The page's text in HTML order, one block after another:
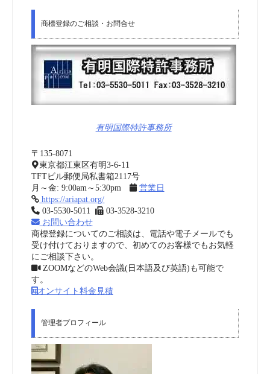
商標登録のご相談・お問合せ
有明国際特許事務所
〒135-8071
東京都江東区有明3-6-11
TFTビル郵便局私書箱2117号
月～金: 9:00am～5:30pm
営業日
https://ariapat.org/
03-5530-5011
03-3528-3210
お問い合わせ
商標登録についてのご相談は、電話や電子メールでも
受け付けておりますので、初めてのお客様でもお気軽
にご相談下さい。
ZOOMなどのWeb会議(日本語及び英語)も可能で
す。
オンサイト料金見積
管理者プロフィール